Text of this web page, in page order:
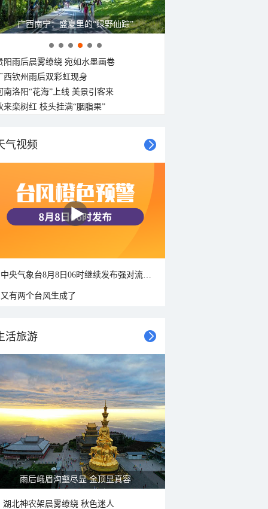
广西南宁：盛夏里的“绿野仙踪”
阳雨后晨雾缭绕 宛如水墨画卷
西钦州雨后双彩虹现身
南洛阳“花海”上线 美景引客来
来栾树红 枝头挂满“胭脂果”
气视频
又有两个台风生成了
活旅游
雨后峨眉沟壑尽显 金顶显真容
湖北神农架晨雾缭绕 秋色迷人